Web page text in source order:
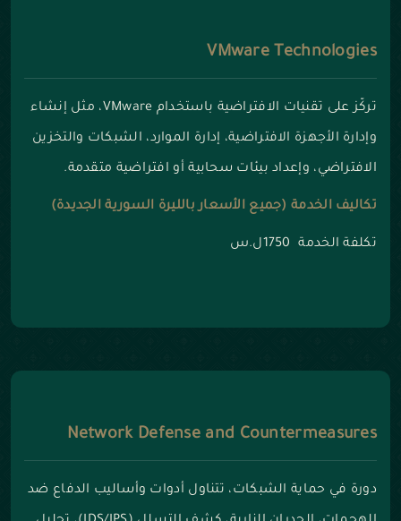
VMware Technologies
تركّز على تقنيات الافتراضية باستخدام VMware، مثل إنشاء
وإدارة الأجهزة الافتراضية، إدارة الموارد، الشبكات والتخزين
الافتراضي، وإعداد بيئات سحابية أو افتراضية متقدمة.
تكاليف الخدمة (جميع الأسعار بالليرة السورية الجديدة)
تكلفة الخدمة 1750ل.س
Network Defense and Countermeasures
دورة في حماية الشبكات، تتناول أدوات وأساليب الدفاع ضد